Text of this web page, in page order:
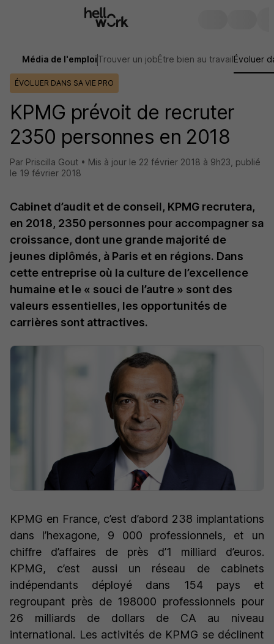
Média de l'emploiTrouver un jobÊtre bien au travailÉvoluer
ÉVOLUER DANS SA VIE PRO
KPMG prévoit de recruter
2350 personnes en 2018
Par Priscilla Gout • Mis à jour le 22 février 2018 à 9h23 publié
le 19 février 2018
Cabinet d’audit et de conseil, KPMG recrutera,
en 2018, 2350 personnes pour accompagner sa
croissance, dont une grande majorité de
jeunes diplômés, à Paris et en régions. Dans
cette entreprise où la culture de l’excellence
humaine et le « souci de l’autre » sont des
valeurs essentielles, les opportunités de
carrières sont attractives.
KPMG en France, c’est d’abord 238 implantations
dans l’hexagone, 9 000 professionnels, et un
chiffre d’affaires de près d’1 milliard d’euros.
KPMG, c’est aussi un réseau de cabinets
indépendants déployé dans 154 pays et
regroupant près de 198000 professionnels pour
26 milliards de dollars de CA au niveau
international. Les activités de KPMG se déclinent